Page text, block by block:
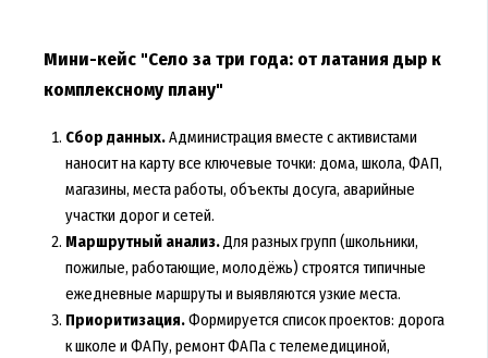
Мини-кейс "Село за три года: от латания дыр к
комплексному плану"
Сбор данных.Администрация вместе с активистами
наносит на карту все ключевые точки: дома, школа, ФАП,
магазины, места работы, объекты досуга, аварийные
участки дорог и сетей.
Маршрутный анализ.Для разных групп (школьники,
пожилые, работающие, молодёжь) строятся типичные
ежедневные маршруты и выявляются узкие места.
Приоритизация.Формируется список проектов: дорога
к школе и ФАПу, ремонт ФАПа с телемедициной,